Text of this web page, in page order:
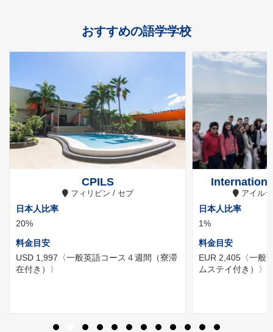
おすすめの語学学校
CPILS
フィリピン / セブ
日本人比率
20%
料金目安
USD 1,997 〈一般英語コース４週間（寮滞
在付き）〉
アイル
日本人比率
1%
料金目安
EUR 2,405 〈一般
ムステイ付き）〉